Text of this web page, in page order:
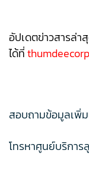
อัปเดตข่าวสารล่า
ได้ที่
สอบถามข้อมูลเพิ่
โทรหาศูนย์บริการ